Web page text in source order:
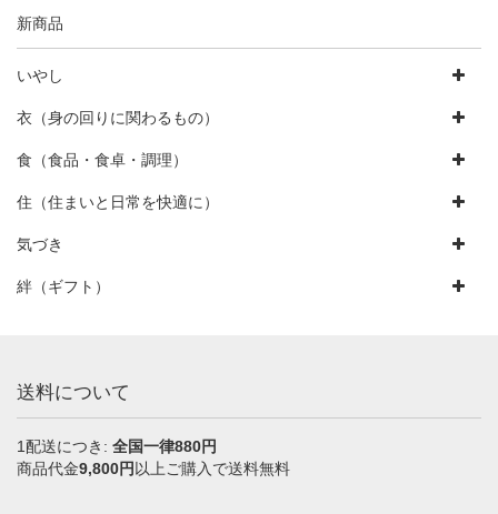
新商品
いやし
衣（身の回りに関わるもの）
食（食品・食卓・調理）
住（住まいと日常を快適に）
気づき
絆（ギフト）
送料について
1配送につき: 全国一律880円
商品代金9,800円 以上ご購入で送料無料